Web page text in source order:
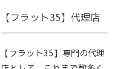
【フラット35】代理店
【フラット35】専門の代理